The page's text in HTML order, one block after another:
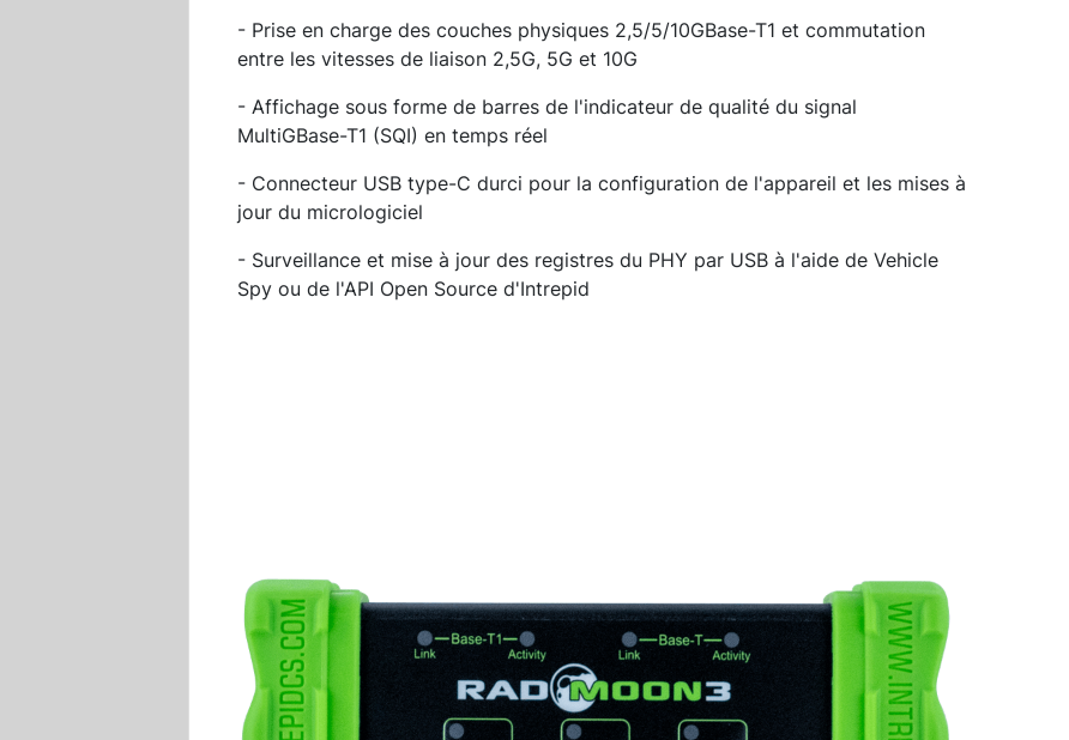
- Prise en charge des couches physiques 2,5/5/10GBase-T1 et commutation
entre les vitesses de liaison 2,5G, 5G et 10G
- Affichage sous forme de barres de l'indicateur de qualité du signal
MultiGBase-T1 (SQI) en temps réel
- Connecteur USB type-C durci pour la configuration de l'appareil et les mises à
jour du micrologiciel
- Surveillance et mise à jour des registres du PHY par USB à l'aide de Vehicle
Spy ou de l'API Open Source d'Intrepid